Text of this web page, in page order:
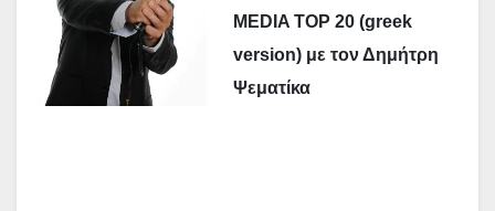
MEDIA TOP 20 (greek
version) με τον Δημήτρη
Ψεματίκα